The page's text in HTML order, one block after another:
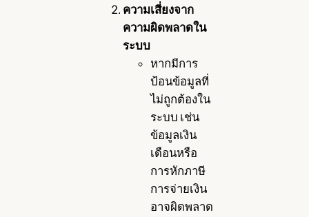
ความเสี่ยงจาก
ความผิดพลาดใน
ระบบ
หากมีการ
ป้อนข้อมูลที่
ไม่ถูกต้องใน
ระบบ เช่น
ข้อมูลเงิน
เดือนหรือ
การหักภาษี
การจ่ายเงิน
อาจผิดพลาด